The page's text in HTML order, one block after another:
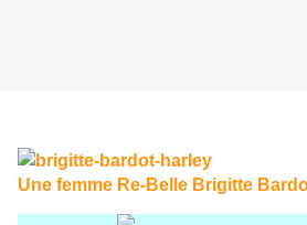
Une femme Re-Belle Brigitte